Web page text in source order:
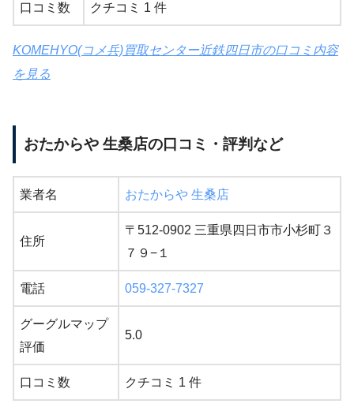
口コミ数 クチコミ 1 件
KOMEHYO(コメ兵)買取センター近鉄四日市の口コミ内容
を見る
おたからや 生桑店の口コミ・評判など
業者名 おたからや 生桑店
住所
〒512-0902 三重県四日市市小杉町３
７９−１
電話 059-327-7327
グーグルマップ
評価
5.0
口コミ数 クチコミ 1 件